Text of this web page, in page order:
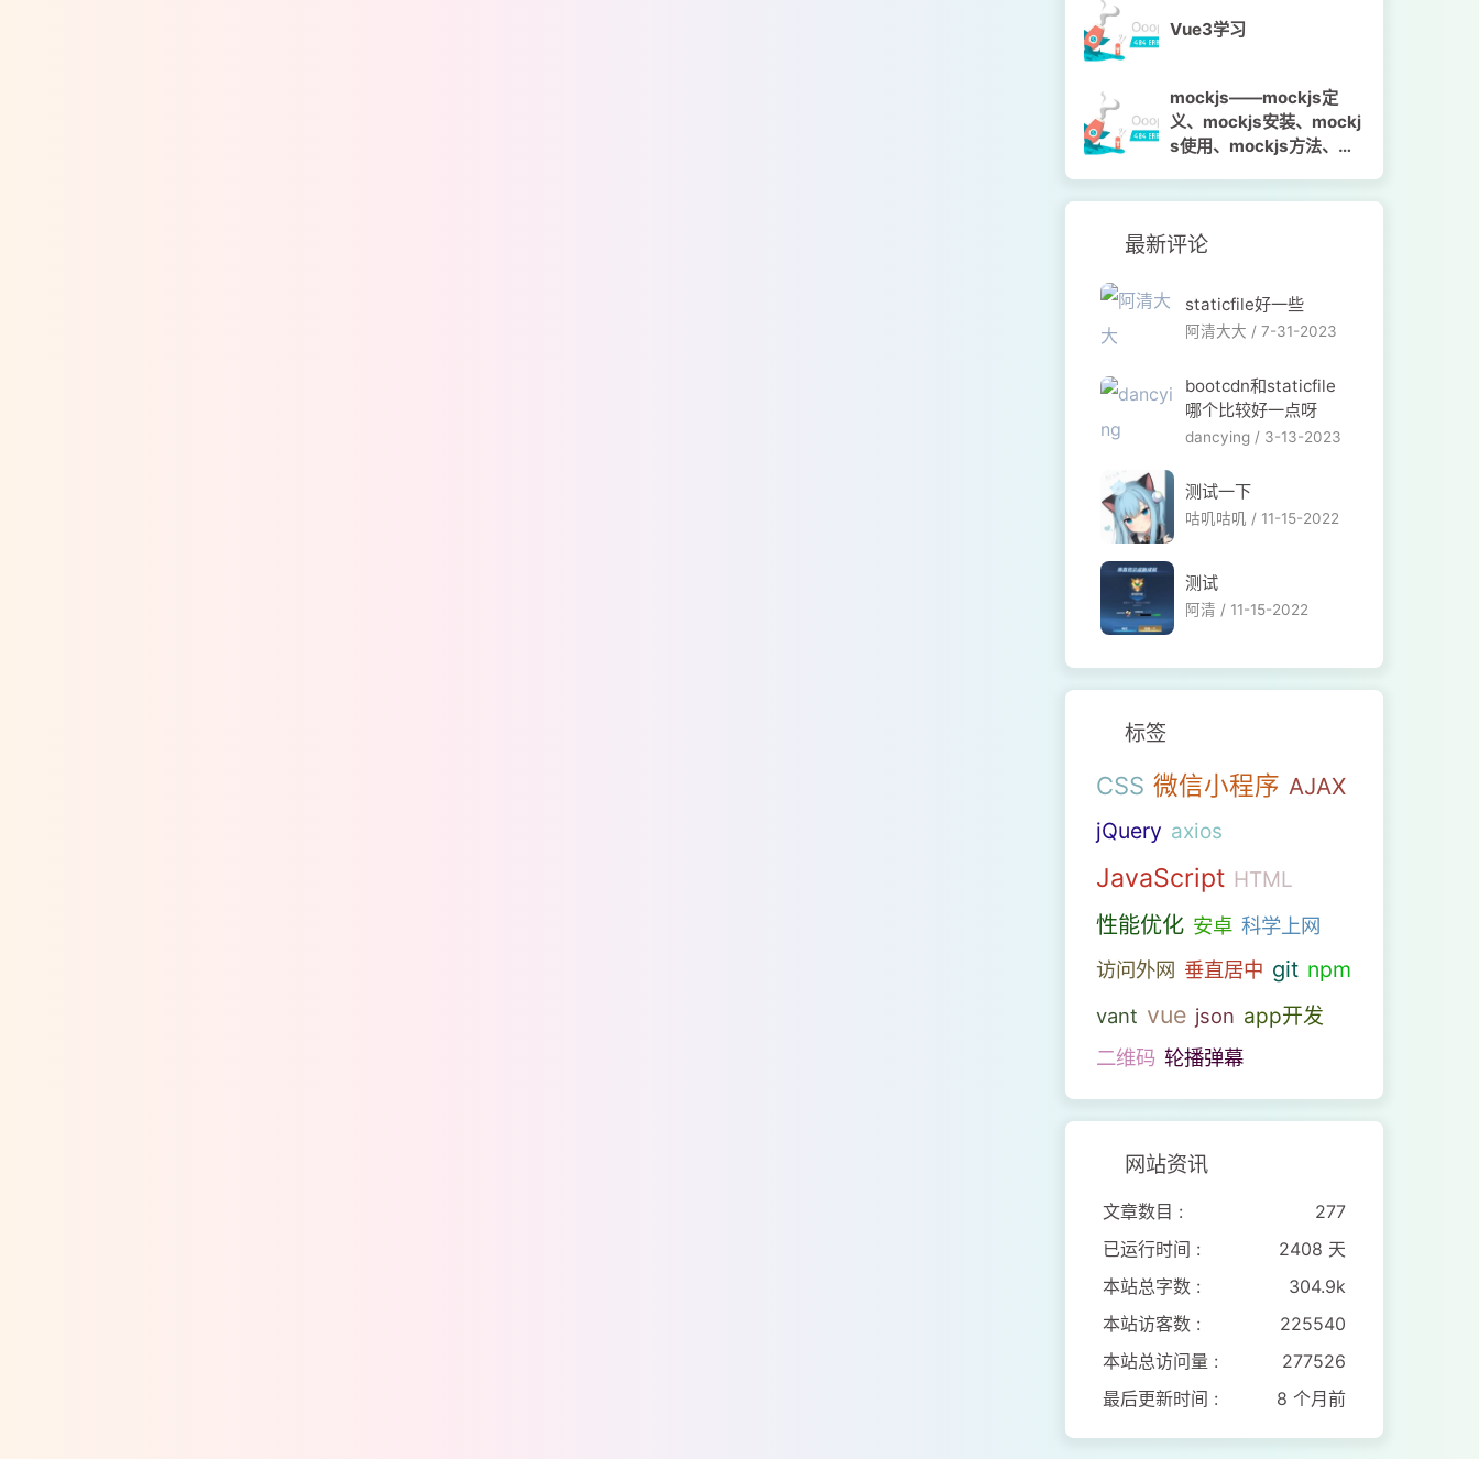
Vue3学习
mockjs——mockjs定
义、mockjs安装、mockj
s使用、mockjs方法、mo
最新评论
staticfile好一些
阿清大大 / 7-31-2023
bootcdn和staticfile
哪个比较好一点呀
dancying / 3-13-2023
测试一下
咕叽咕叽 / 11-15-2022
测试
阿清 / 11-15-2022
标签
CSS 微信小程序 AJAX
jQuery axios
JavaScript HTML
性能优化 安卓 科学上网
访问外网 垂直居中 git npm
vant vue json app开发
二维码 轮播弹幕
网站资讯
文章数目 :
277
已运行时间 :
2408 天
本站总字数 :
304.9k
本站访客数 :
225540
本站总访问量 :
277526
最后更新时间 :
8 个月前